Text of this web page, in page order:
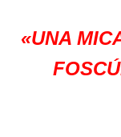
«UNA